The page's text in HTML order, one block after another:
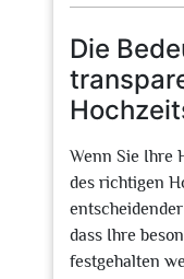
Die
Wenn Sie Ihre
des richtigen
dass Ihre
festgehalten